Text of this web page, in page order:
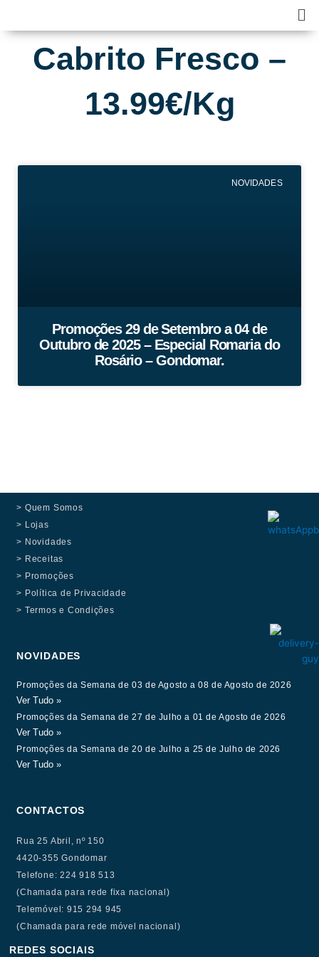
content
Cabrito Fresco –
13.99€/Kg
NOVIDADES
Promoções 29 de Setembro a 04 de
Outubro de 2025 – Especial Romaria do
Rosário – Gondomar.
> Quem Somos
> Lojas
> Novidades
> Receitas
> Promoções
> Política de Privacidade
> Termos e Condições
NOVIDADES
Promoções da Semana de 03 de Agosto a 08 de Agosto de 2026
Ver Tudo »
Promoções da Semana de 27 de Julho a 01 de Agosto de 2026
Ver Tudo »
Promoções da Semana de 20 de Julho a 25 de Julho de 2026
Ver Tudo »
CONTACTOS
Rua 25 Abril, nº 150
4420-355 Gondomar
Telefone: 224 918 513
(Chamada para rede fixa nacional)
Telemóvel: 915 294 945
(Chamada para rede móvel nacional)
REDES SOCIAIS